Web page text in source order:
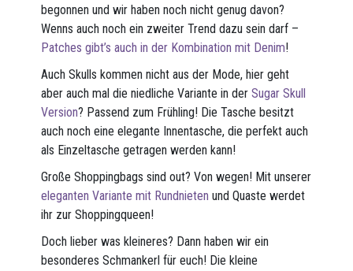
begonnen und wir haben noch nicht genug davon?
Wenns auch noch ein zweiter Trend dazu sein darf –
Patches gibt’s auch in der Kombination mit Denim!
Auch Skulls kommen nicht aus der Mode, hier geht
aber auch mal die niedliche Variante in derSugar Skull
Version? Passend zum Frühling! Die Tasche besitzt
auch noch eine elegante Innentasche, die perfekt auch
als Einzeltasche getragen werden kann!
Große Shoppingbags sind out? Von wegen! Mit unserer
eleganten Variante mit Rundnieten und Quaste werdet
ihr zur Shoppingqueen!
Doch lieber was kleineres? Dann haben wir ein
besonderes Schmankerl für euch! Die kleine